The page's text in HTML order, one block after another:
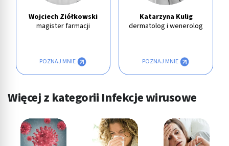
Wojciech Ziółkowski
magister farmacji
POZNAJ MNIE
Katarzyna Kulig
dermatolog i wenerolog
POZNAJ MNIE
Więcej z kategorii Infekcje wirusowe